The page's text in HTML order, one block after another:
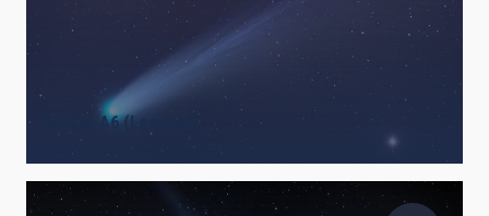
C/2025 A6 (Lemmon)